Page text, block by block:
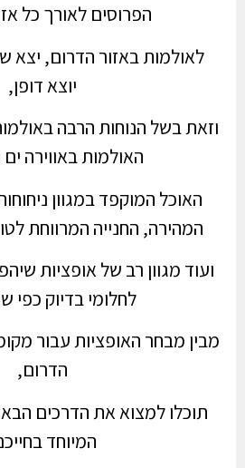
הפרוסים לאורך כל
לאולמות באזור הדרום, יצא
יוצא דופן,
וזאת בשל הנוחות הרבה
האולמות באווירה ים
האוכל המוקפד במגוון
המהירה, החנייה המרווחת
ועוד מגוון רב של אופציות
לחלומי בדיוק כפי
מבין מבחר האופציות עבור
הדרום,
תוכלו למצוא את הדרכים
המיוחד